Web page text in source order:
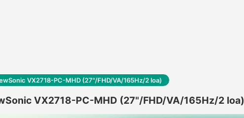
VX2718-PC-MHD (27"/FHD/VA/165Hz/2 loa)
VX2718-PC-MHD (27"/FHD/VA/165Hz/2 loa)